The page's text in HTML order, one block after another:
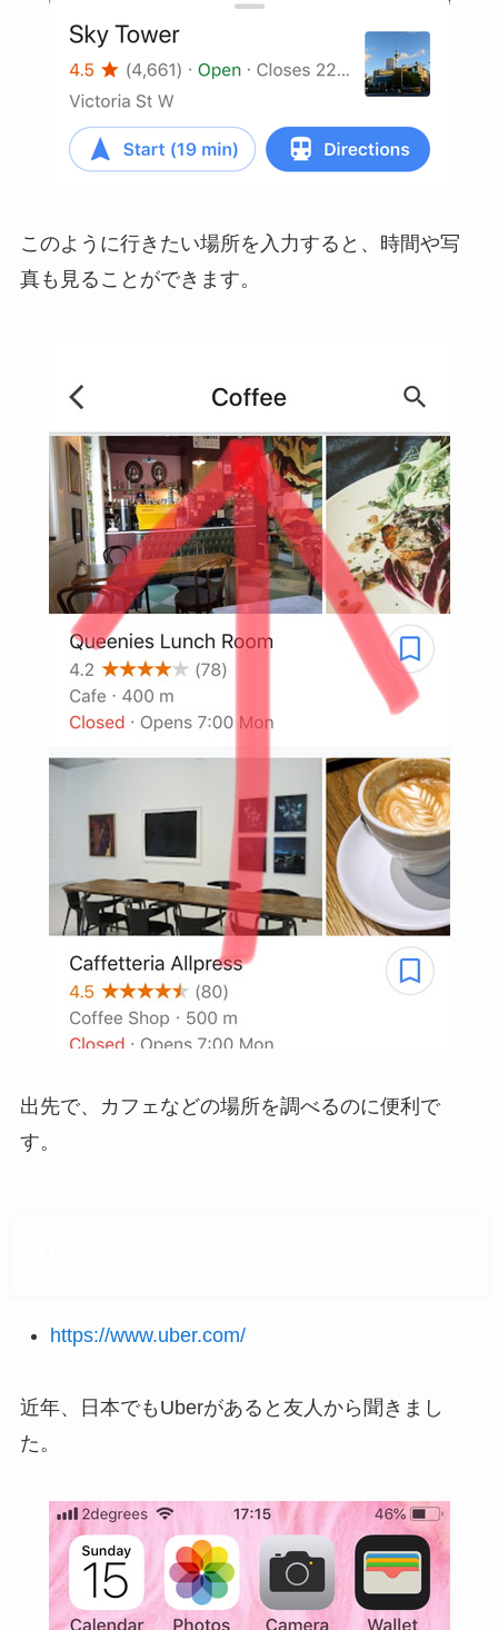
このように行きたい場所を入力すると、時間や写
真も見ることができます。
出先で、カフェなどの場所を調べるのに便利で
す。
https://www.uber.com/
近年、日本でもUberがあると友人から聞きまし
た。